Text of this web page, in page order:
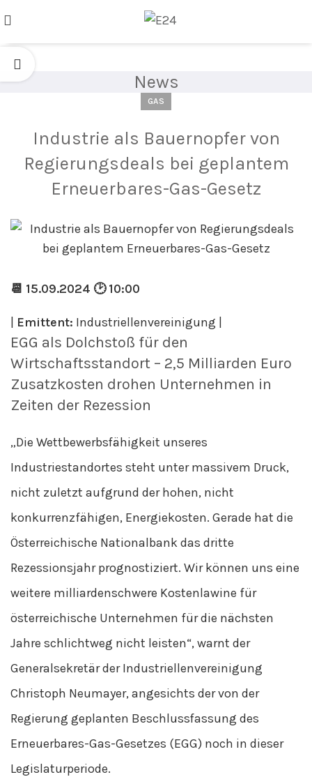
News
GAS
Industrie als Bauernopfer von
Regierungsdeals bei geplantem
Erneuerbares-Gas-Gesetz
📆 15.09.2024 🕑 10:00
Emittent: Industriellenvereinigung |
EGG als Dolchstoß für den
Wirtschaftsstandort – 2,5 Milliarden Euro
Zusatzkosten drohen Unternehmen in
Zeiten der Rezession
„Die Wettbewerbsfähigkeit unseres
Industriestandortes steht unter massivem Druck,
nicht zuletzt aufgrund der hohen, nicht
konkurrenzfähigen, Energiekosten. Gerade hat die
Österreichische Nationalbank das dritte
Rezessionsjahr prognostiziert. Wir können uns eine
weitere milliardenschwere Kostenlawine für
österreichische Unternehmen für die nächsten
Jahre schlichtweg nicht leisten“, warnt der
Generalsekretär der Industriellenvereinigung
Christoph Neumayer, angesichts der von der
Regierung geplanten Beschlussfassung des
Erneuerbares-Gas-Gesetzes (EGG) noch in dieser
Legislaturperiode.